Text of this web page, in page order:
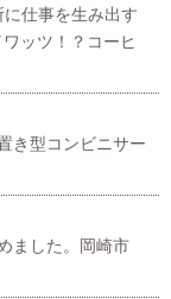
に仕事を生み出す
ッツ！？コーヒ
き型コンビニサー
ました。岡崎市